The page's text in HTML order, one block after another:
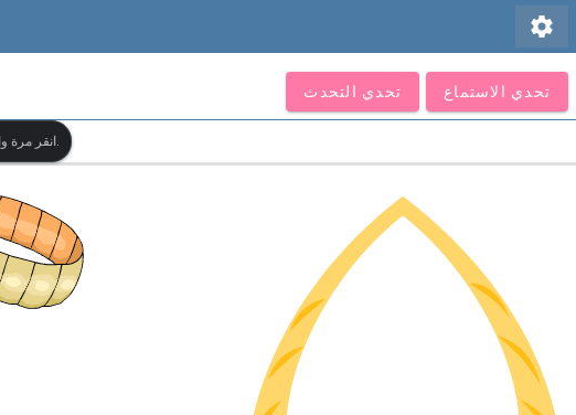
settings
تحدي التحدث تحدي الاستماع
انقر مرة واحدة لتمكين الصوت. حرك الماوس فوق الكلمات والعبارات لسماع نطقها.